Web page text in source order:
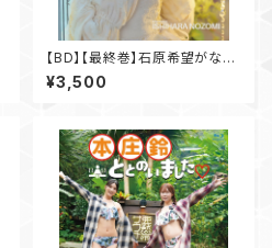
【BD】【最終巻】石原希望がなん
でもやったるで！Vol.3
¥3,500